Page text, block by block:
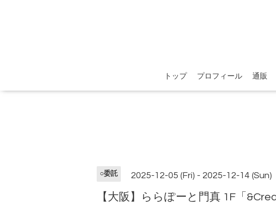
トップ プロフィール 通販
○委託 2025-12-05 (Fri) - 2025-12-14 (Sun)
【大阪】ららぽーと門真 1F「